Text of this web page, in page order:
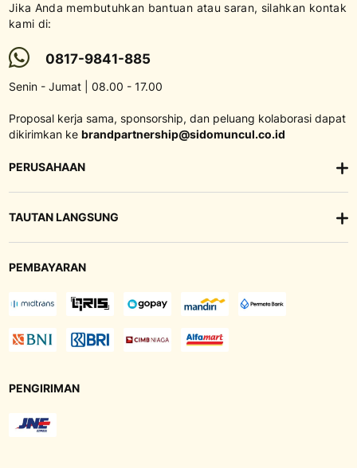
Jika Anda membutuhkan bantuan atau saran, silahkan kontak
kami di:
0817-9841-885
Senin - Jumat | 08.00 - 17.00
Proposal kerja sama, sponsorship, dan peluang kolaborasi dapat
dikirimkan ke brandpartnership@sidomuncul.co.id
PERUSAHAAN
TAUTAN LANGSUNG
PEMBAYARAN
PENGIRIMAN